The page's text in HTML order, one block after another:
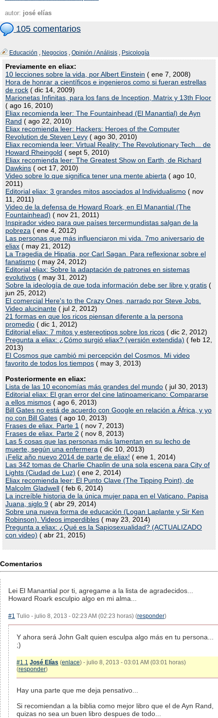
autor: josé elías
105 comentarios
Educación , Negocios , Opinión / Análisis , Psicología
Previamente en eliax:
10 lecciones sobre la vida, por Albert Einstein ( ene 7, 2008)
Hora de honrar a científicos e ingenieros como si fueran estrellas
de rock ( dic 14, 2009)
Marionetas Infinitas, para los fans de Inception, Matrix y 13th Floor
( ago 16, 2010)
Eliax recomienda leer: The Fountainhead (El Manantial) de Ayn
Rand ( ago 22, 2010)
Eliax recomienda leer: Hackers: Heroes of the Computer
Revolution de Steven Levy ( ago 30, 2010)
Eliax recomienda leer: Virtual Reality: The Revolutionary Tech... de
Howard Rheingold ( sept 5, 2010)
Eliax recomienda leer: The Greatest Show on Earth, de Richard
Dawkins ( oct 17, 2010)
Video sobre lo que significa tener una mente abierta ( ago 10,
2011)
Editorial eliax: 3 grandes mitos asociados al Individualismo ( nov
11, 2011)
Video de la defensa de Howard Roark, en El Manantial (The
Fountainhead) ( nov 21, 2011)
Inspirador video para que países tercermundistas salgan de la
pobreza ( ene 4, 2012)
Las personas que más influenciaron mi vida. 7mo aniversario de
eliax ( may 21, 2012)
La Tragedia de Hipatia, por Carl Sagan. Para reflexionar sobre el
fanatismo ( may 24, 2012)
Editorial eliax: Sobre la adaptación de patrones en sistemas
evolutivos ( may 31, 2012)
Sobre la ideología de que toda información debe ser libre y gratis (
jun 25, 2012)
El comercial Here's to the Crazy Ones, narrado por Steve Jobs.
Video alucinante ( jul 2, 2012)
21 formas en que los ricos piensan diferente a la persona
promedio ( dic 1, 2012)
Editorial eliax: 7 mitos y estereotipos sobre los ricos ( dic 2, 2012)
Pregunta a eliax: ¿Cómo surgió eliax? (versión extendida) ( feb 12,
2013)
El Cosmos que cambió mi percepción del Cosmos. Mi video
favorito de todos los tiempos ( may 3, 2013)
Posteriormente en eliax:
Lista de las 10 economías más grandes del mundo ( jul 30, 2013)
Editorial eliax: El gran error del cine latinoamericano: Compararse
a ellos mismos ( ago 6, 2013)
Bill Gates no está de acuerdo con Google en relación a África, y yo
no con Bill Gates ( ago 10, 2013)
Frases de eliax. Parte 1 ( nov 7, 2013)
Frases de eliax. Parte 2 ( nov 8, 2013)
Las 5 cosas que las personas más lamentan en su lecho de
muerte, según una enfermera ( dic 10, 2013)
¡Feliz año nuevo 2014 de parte de eliax! ( ene 1, 2014)
Las 342 tomas de Charlie Chaplin de una sola escena para City of
Lights (Ciudad de Luz) ( ene 2, 2014)
Eliax recomienda leer: El Punto Clave (The Tipping Point), de
Malcolm Gladwell ( feb 6, 2014)
La increíble historia de la única mujer papa en el Vaticano. Papisa
Juana, siglo 9 ( abr 29, 2014)
Sobre una nueva forma de educación (Logan Laplante y Sir Ken
Robinson). Videos imperdibles ( may 23, 2014)
Pregunta a eliax: ¿Qué es la Sapiosexualidad? (ACTUALIZADO
con video) ( abr 21, 2015)
Comentarios
Lei El Manantial por ti, agregame a la lista de agradecidos...
Howard Roark esculpio algo en mi alma...
#1 Tulio - julio 8, 2013 - 02:23 AM (02:23 horas) (responder)
Y ahora será John Galt quien esculpa algo más en tu persona...
;)
#1.1 José Elías (enlace) - julio 8, 2013 - 03:01 AM (03:01 horas)
(responder)
Hay una parte que me deja pensativo...
Si recomiendan a la biblia como mejor libro que el de Ayn Rand,
quizas no sea un buen libro despues de todo...